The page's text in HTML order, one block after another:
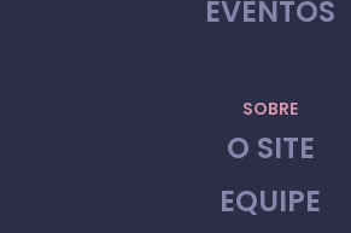
EVENTOS
SOBRE
O SITE
EQUIPE